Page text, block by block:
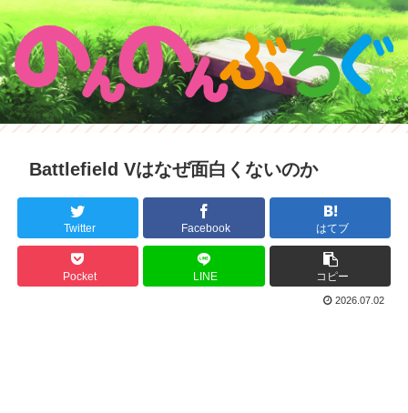
Battlefield Vはなぜ面白くないのか
Twitter Facebook はてブ
Pocket LINE コピー
2026.07.02